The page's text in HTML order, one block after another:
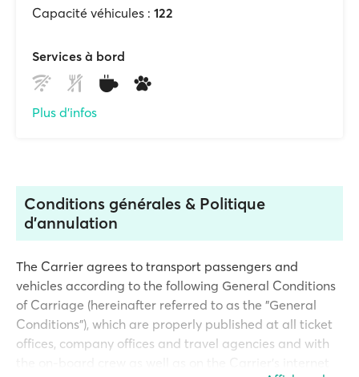
Capacité véhicules : 122
Services à bord
Plus d'infos
Conditions générales & Politique
d'annulation
The Carrier agrees to transport passengers and
vehicles according to the following General Conditions
of Carriage (hereinafter referred to as the "General
Conditions"), which are properly published at all ticket
offices, company offices and travel agencies and with